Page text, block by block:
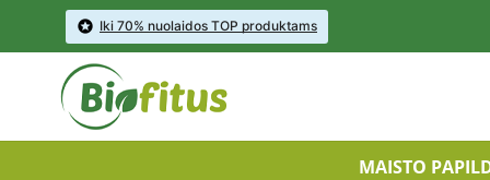
 Iki 70% nuolaidos TOP produktams
MAISTO